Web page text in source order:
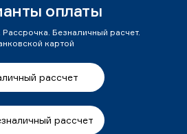
оплаты
Безналичный расчет.
картой
рассчет
рассчет